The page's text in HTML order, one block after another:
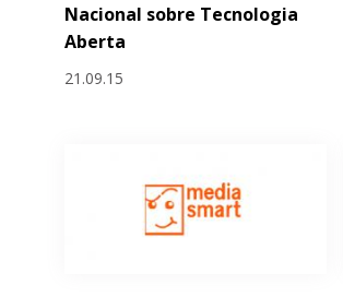
Nacional sobre Tecnologia
Aberta
21.09.15